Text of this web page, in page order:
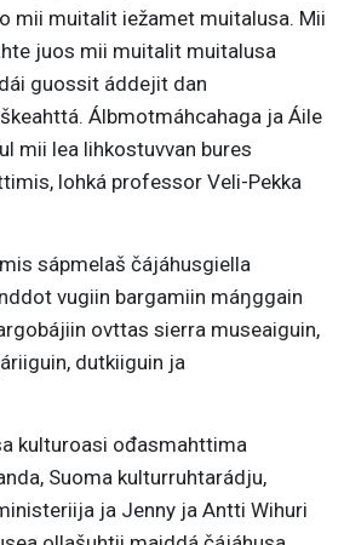
mii muitalit iežamet muitalusa. Mii
juos mii muitalit muitalusa
guossit áddejit dan
Álbmotmáhcahaga ja Áile
mii lea lihkostuvvan bures
lohká professor Veli-Pekka
sápmelaš čájáhusgiella
vugiin bargamiin máŋggain
ovttas sierra museaiguin,
dutkiiguin ja
kulturoasi ođasmahttima
Suoma kulturruhtarádju,
ja Jenny ja Antti Wihuri